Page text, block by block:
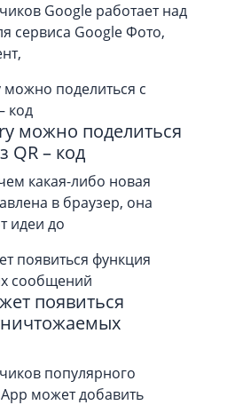
Google работает над
сервиса Google Фото,
можно поделиться
QR – код
какая-либо новая
в браузер, она
идеи до
появиться
популярного
может добавить